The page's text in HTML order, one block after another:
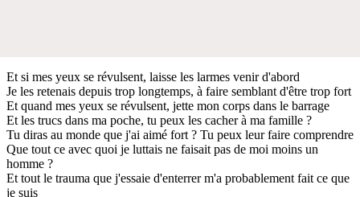
Et si mes yeux se révulsent, laisse les larmes venir d'abord
Je les retenais depuis trop longtemps, à faire semblant d'être trop fort
Et quand mes yeux se révulsent, jette mon corps dans le barrage
Et les trucs dans ma poche, tu peux les cacher à ma famille ?
Tu diras au monde que j'ai aimé fort ? Tu peux leur faire comprendre
Que tout ce avec quoi je luttais ne faisait pas de moi moins un
homme ?
Et tout le trauma que j'essaie d'enterrer m'a probablement fait ce que
je suis